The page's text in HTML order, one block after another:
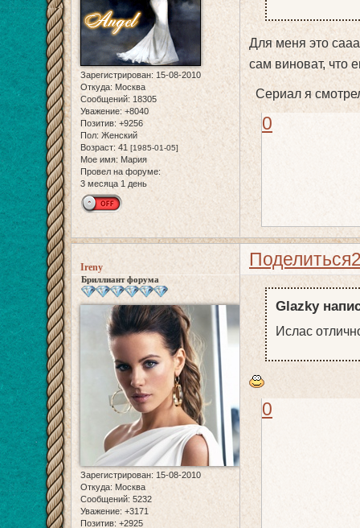
Зарегистрирован: 15-08-2010
Откуда: Москва
Сообщений: 18305
Уважение: +8040
Позитив: +9256
Пол: Женский
Возраст: 41 [1985-01-05]
Мое имя: Мария
Провел на форуме:
3 месяца 1 день
Для меня это
сам виноват, что
Сериал я
0
Поделиться
Ireny
Бриллиант форума
Зарегистрирован: 15-08-2010
Откуда: Москва
Сообщений: 5232
Уважение: +3171
Позитив: +2925
Glazky
Ислас
0